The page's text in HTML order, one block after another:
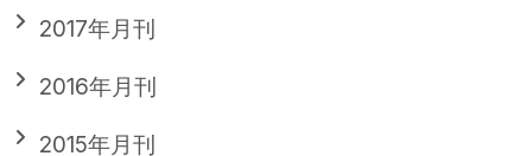
2017年月刊
2016年月刊
2015年月刊